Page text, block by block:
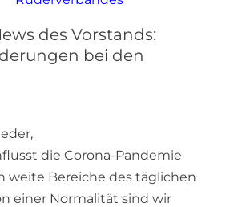
des Vorstands:
bei den
die Corona-Pandemie
weite Bereiche des täglichen
einer Normalität sind wir